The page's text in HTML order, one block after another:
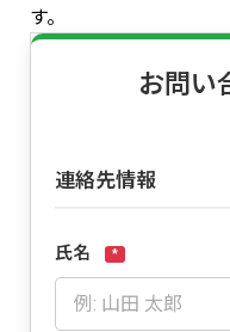
す。
お問い
連絡先情報
氏名 *